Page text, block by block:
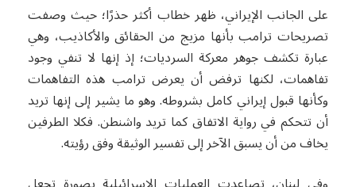
على الجانب الإيراني، ظهر خطاب أكثر حذرًا؛ حيث وصفت
تصريحات ترامب بأنها مزيج من الحقائق والأكاذيب، وهي
عبارة تكشف جوهر معركة السرديات؛ إذ إنها لا تنفي وجود
تفاهمات، لكنها ترفض أن يعرض ترامب هذه التفاهمات
وكأنها قبول إيراني كامل بشروطه. وهو ما يشير إلى إنها تريد
أن تتحكم في رواية الاتفاق كما تريد واشنطن. فكلا الطرفين
يخاف من أن يسبق الآخر إلى تفسير الوثيقة وفق رؤيته.